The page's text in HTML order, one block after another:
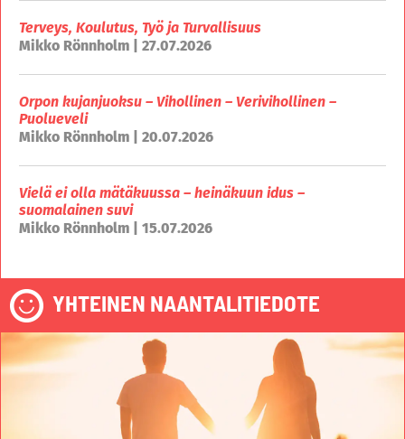
Terveys, Koulutus, Työ ja Turvallisuus
Mikko Rönnholm | 27.07.2026
Orpon kujanjuoksu – Vihollinen – Verivihollinen –
Puolueveli
Mikko Rönnholm | 20.07.2026
Vielä ei olla mätäkuussa – heinäkuun idus –
suomalainen suvi
Mikko Rönnholm | 15.07.2026
YHTEINEN NAANTALITIEDOTE